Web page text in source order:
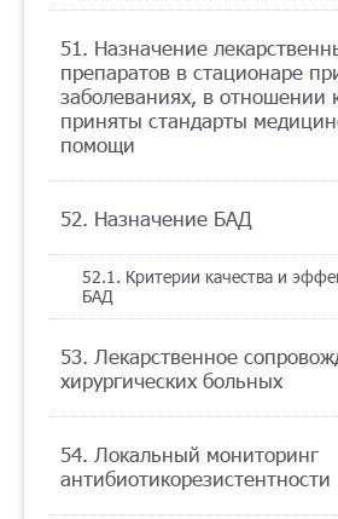
51. Назначение
препаратов в стационаре
заболеваниях, в отношении
приняты стандарты
помощи
52. Назначение БАД
52.1. Критерии качества и
БАД
53. Лекарственное
хирургических больных
54. Локальный мониторинг
антибиотикорезистентности